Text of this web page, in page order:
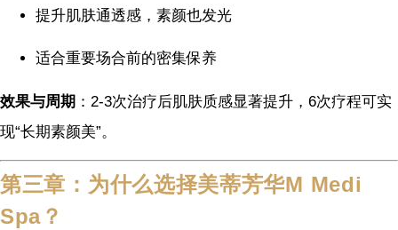
提升肌肤通透感，素颜也发光
适合重要场合前的密集保养
效果与周期 ：2-3次治疗后肌肤质感显著提升，6次疗程可实
现“长期素颜美”。
第三章：为什么选择美蒂芳华M Medi
Spa？